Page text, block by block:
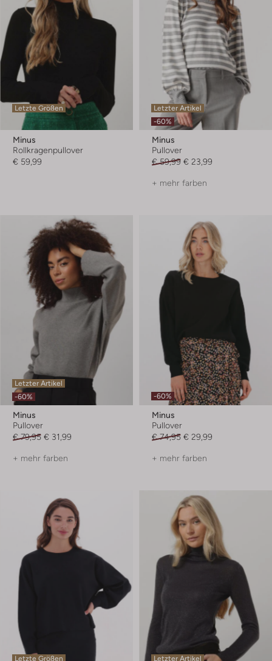
Letzte Größen
Minus
Rollkragenpullover
€ 59,99
Letzter Artikel
-60%
Minus
Pullover
€ 59,99 € 23,99
+ mehr farben
Letzter Artikel
-60%
Minus
Pullover
€ 79,95 € 31,99
+ mehr farben
-60%
Minus
Pullover
€ 74,95 € 29,99
+ mehr farben
Letzte Größen Letzter Artikel